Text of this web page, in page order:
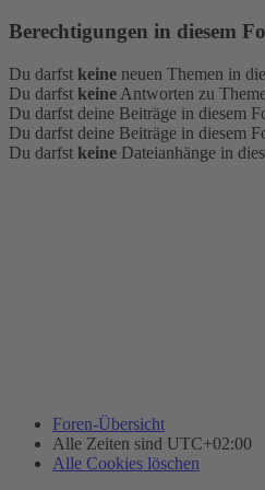
Berechtigungen in diesem
Du darfst keine neuen Themen in
Du darfst keine Antworten zu
Du darfst deine Beiträge in diesem
Du darfst deine Beiträge in diesem
Du darfst keine Dateianhänge in
Foren-Übersicht
Alle Zeiten sind UTC+02:00
Alle Cookies löschen